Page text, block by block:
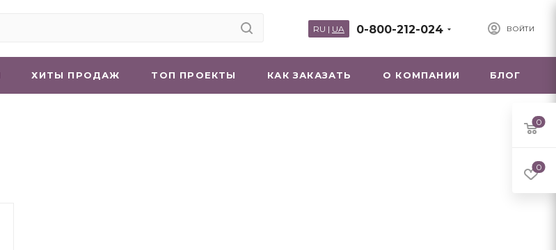
ВОЙТИ
0-800-212-024
RU | UA
ХИТЫ ПРОДАЖ ТОП ПРОЕКТЫ КАК ЗАКАЗАТЬ О КОМПАНИИ БЛОГ
0
0